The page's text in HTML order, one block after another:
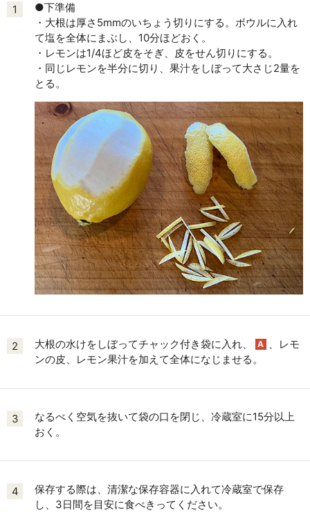
1
●下準備
・大根は厚さ5mmのいちょう切りにする。ボウルに入れ
て塩を全体にまぶし、10分ほどおく。
・レモンは1/4ほど皮をそぎ、皮をせん切りにする。
・同じレモンを半分に切り、果汁をしぼって大さじ2量を
とる。
2 大根の水けをしぼってチャック付き袋に入れ、 A 、レモ
ンの皮、レモン果汁を加えて全体になじませる。
3
なるべく空気を抜いて袋の口を閉じ、冷蔵室に15分以上
おく。
4
保存する際は、清潔な保存容器に入れて冷蔵室で保存
し、3日間を目安に食べきってください。